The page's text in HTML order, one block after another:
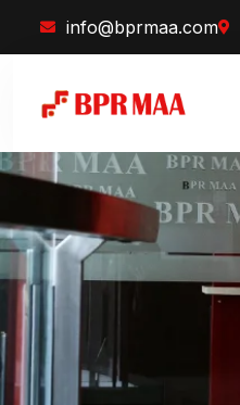
info@bprmaa.com